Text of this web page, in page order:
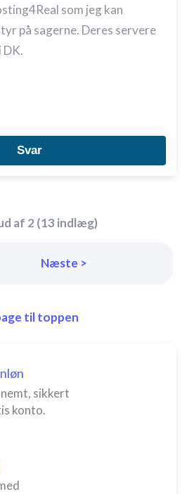
som jeg kan
på sagerne. Deres servere
DK.
Svar
af 2 (13 indlæg)
Næste >
til toppen
sikkert
konto.